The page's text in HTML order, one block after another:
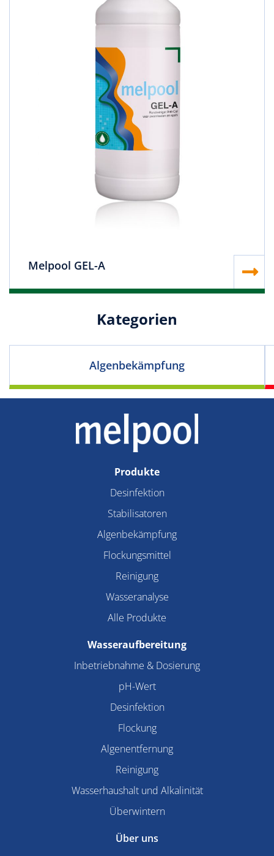
Melpool GEL-A
Kategorien
Algenbekämpfung
Produkte
Desinfektion
Stabilisatoren
Algenbekämpfung
Flockungsmittel
Reinigung
Wasseranalyse
Alle Produkte
Wasseraufbereitung
Inbetriebnahme & Dosierung
pH-Wert
Desinfektion
Flockung
Algenentfernung
Reinigung
Wasserhaushalt und Alkalinität
Überwintern
Über uns